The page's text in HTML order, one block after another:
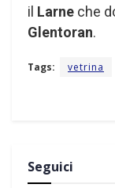
il Larne che
Glentoran.
Tags: vetrina
Seguici